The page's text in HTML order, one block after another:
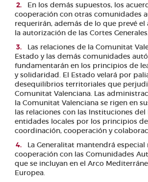
En los demás supuestos, los
cooperación con otras comunidades
requerirán, además de lo que prevé
la autorización de las Cortes
Las relaciones de la Comunitat
Estado y las demás comunidades
fundamentarán en los principios de
y solidaridad. El Estado velará por
desequilibrios territoriales que
Comunitat Valenciana. Las
la Comunitat Valenciana se rigen en
las relaciones con las Instituciones del
entidades locales por los principios
coordinación, cooperación y
La Generalitat mantendrá especial
cooperación con las Comunidades
que se incluyan en el Arco
Europea.